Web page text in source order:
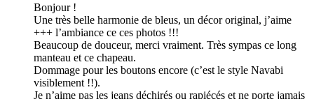
Bonjour !
Une très belle harmonie de bleus, un décor original, j’aime
+++ l’ambiance ce ces photos !!!
Beaucoup de douceur, merci vraiment. Très sympas ce long
manteau et ce chapeau.
Dommage pour les boutons encore (c’est le style Navabi
visiblement !!).
Je n’aime pas les jeans déchirés ou rapiécés et ne porte jamais